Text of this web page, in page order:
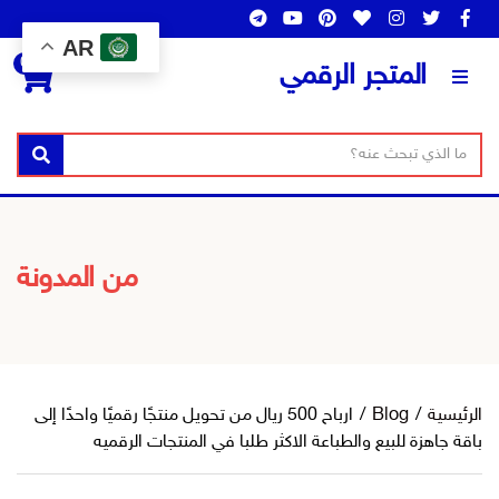
المتجر الرقمي
س
ف
ص
ا
بحث
0
من المدونة
الرئيسية /
Blog
/
ارباح 500 ريال من تحويل منتجًا رقميًا واحدًا إلى
باقة جاهزة للبيع والطباعة الاكثر طلبا في المنتجات الرقميه
AR